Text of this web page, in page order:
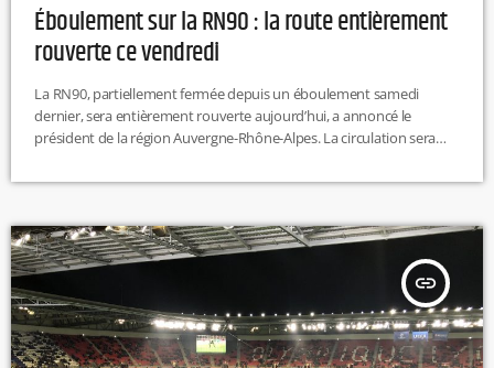
Éboulement sur la RN90 : la route entièrement
rouverte ce vendredi
La RN90, partiellement fermée depuis un éboulement samedi
dernier, sera entièrement rouverte aujourd’hui, a annoncé le
président de la région Auvergne-Rhône-Alpes. La circulation sera
vacances. Le trafic sera particulièrement dense, avec 22 000
insert_link